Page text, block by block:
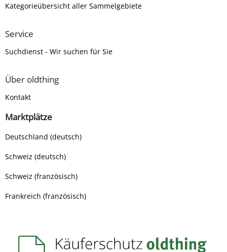
Kategorieübersicht aller Sammelgebiete
Service
Suchdienst - Wir suchen für Sie
Über oldthing
Kontakt
Marktplätze
Deutschland (deutsch)
Schweiz (deutsch)
Schweiz (französisch)
Frankreich (französisch)